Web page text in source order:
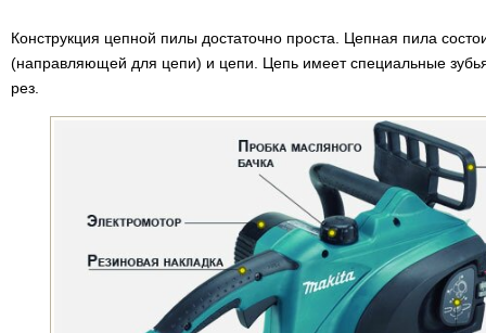
Конструкция цепной пилы достаточно проста. Цепная пила
(направляющей для цепи) и цепи. Цепь имеет специальные
рез.